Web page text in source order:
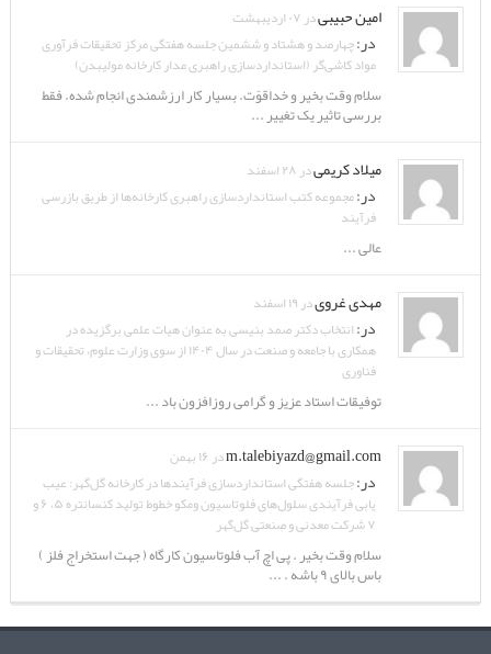
امین حبیبیدر ۰۷ اردیبهشت
در:چهارصد و هشتاد و ششمین جلسه هفتگی مرکز تحقیقات فرآوری
مواد کاشی‌گر (استانداردسازی راهبری مدار کارخانه مولیبدن)
سلام وقت بخیر و خداقوّت. بسیار کار ارزشمندی انجام شده. فقط
بررسی تاثیر یک تغییر ...
میلاد کریمیدر ۲۸ اسفند
در:مجموعه کتب استانداردسازی راهبری کارخانه‌ها از طریق بازرسی
فرآیند
عالی ...
مهدی غرویدر ۱۹ اسفند
در:انتخاب دکتر صمد بنیسی به عنوان هیات علمی برگزیده در
همکاری با جامعه و صنعت در سال ۱۴۰۴ از سوی وزارت علوم، تحقیقات و
فناوری
توفیقات استاد عزیز و گرامی روزافزون باد ...
m.talebiyazd@gmail.comدر ۱۶ بهمن
در:جلسه هفتگی استانداردسازی فرآیندها در کارخانه گل‌گهر: عیب
یابی فرآیندی سلول‌های فلوتاسیون ومکو خطوط تولید کنسانتره ۵، ۶ و
۷ شرکت معدنی و صنعتی گل‌گهر
سلام وقت بخیر . پی اچ آب فلوتاسیون کارگاه ( جهت استخراج فلز )
باس بالای ۹ باشه . ...